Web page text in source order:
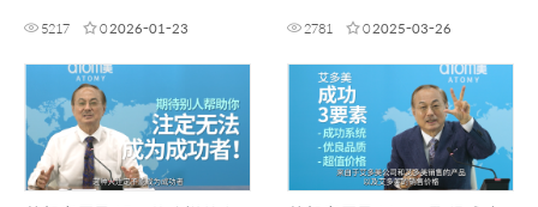
5217 02026-01-23 2781 02025-03-26